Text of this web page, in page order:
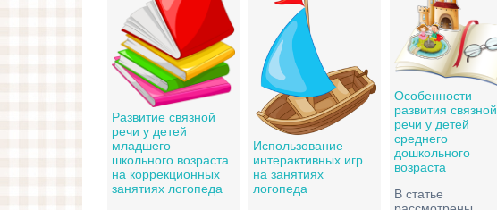
Развитие связной
речи у детей
младшего
школьного возраста
на коррекционных
занятиях логопеда
Использование
интерактивных игр
на занятиях
логопеда
Особенности
развития связной
речи у детей
среднего
дошкольного
возраста
В статье